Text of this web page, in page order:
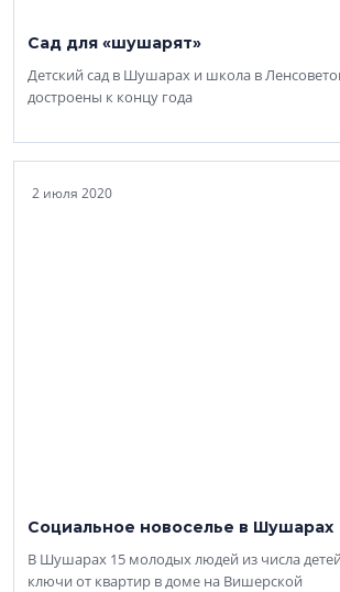
Сад для «шушарят»
Детский сад в Шушарах и школа в
достроены к концу года
2 июля 2020
Социальное новоселье в Шушарах
В Шушарах 15 молодых людей из числа
ключи от квартир в доме на Вишерской